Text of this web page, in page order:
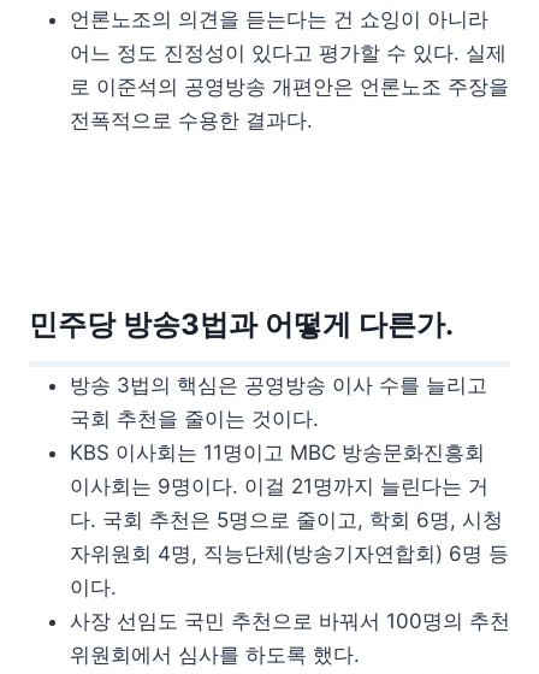
언론노조의 의견을 듣는다는 건 쇼잉이 아니라
어느 정도 진정성이 있다고 평가할 수 있다. 실제
로 이준석의 공영방송 개편안은 언론노조 주장을
전폭적으로 수용한 결과다.
민주당 방송3법과 어떻게 다른가.
방송 3법의 핵심은 공영방송 이사 수를 늘리고
국회 추천을 줄이는 것이다.
KBS 이사회는 11명이고 MBC 방송문화진흥회
이사회는 9명이다. 이걸 21명까지 늘린다는 거
다. 국회 추천은 5명으로 줄이고, 학회 6명, 시청
자위원회 4명, 직능단체(방송기자연합회) 6명 등
이다.
사장 선임도 국민 추천으로 바꿔서 100명의 추천
위원회에서 심사를 하도록 했다.